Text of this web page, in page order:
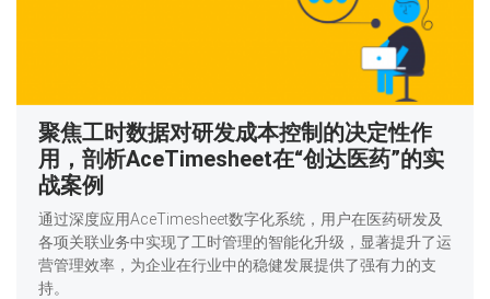
聚焦工时数据对研发成本控制的决定性作
用，剖析AceTimesheet在“创达医药”的实
战案例
通过深度应用AceTimesheet数字化系统，用户在医药研发及
各项关联业务中实现了工时管理的智能化升级，显著提升了运
营管理效率，为企业在行业中的稳健发展提供了强有力的支
持。